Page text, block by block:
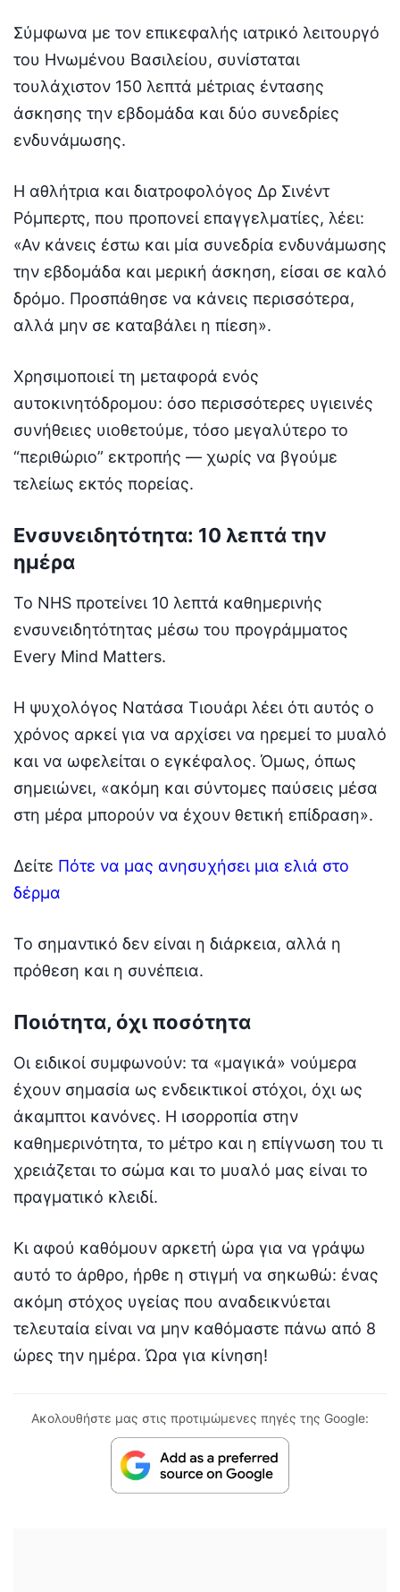
Σύμφωνα με τον επικεφαλής ιατρικό λειτουργό
του Ηνωμένου Βασιλείου, συνίσταται
τουλάχιστον 150 λεπτά μέτριας έντασης
άσκησης την εβδομάδα και δύο συνεδρίες
ενδυνάμωσης.
Η αθλήτρια και διατροφολόγος Δρ Σινέντ
Ρόμπερτς, που προπονεί επαγγελματίες, λέει:
«Αν κάνεις έστω και μία συνεδρία ενδυνάμωσης
την εβδομάδα και μερική άσκηση, είσαι σε καλό
δρόμο. Προσπάθησε να κάνεις περισσότερα,
αλλά μην σε καταβάλει η πίεση».
Χρησιμοποιεί τη μεταφορά ενός
αυτοκινητόδρομου: όσο περισσότερες υγιεινές
συνήθειες υιοθετούμε, τόσο μεγαλύτερο το
“περιθώριο” εκτροπής — χωρίς να βγούμε
τελείως εκτός πορείας.
Ενσυνειδητότητα: 10 λεπτά την
ημέρα
Το NHS προτείνει 10 λεπτά καθημερινής
ενσυνειδητότητας μέσω του προγράμματος
Every Mind Matters.
Η ψυχολόγος Νατάσα Τιουάρι λέει ότι αυτός ο
χρόνος αρκεί για να αρχίσει να ηρεμεί το μυαλό
και να ωφελείται ο εγκέφαλος. Όμως, όπως
σημειώνει, «ακόμη και σύντομες παύσεις μέσα
στη μέρα μπορούν να έχουν θετική επίδραση».
Δείτε Πότε να μας ανησυχήσει μια ελιά στο
δέρμα
Το σημαντικό δεν είναι η διάρκεια, αλλά η
πρόθεση και η συνέπεια.
Ποιότητα, όχι ποσότητα
Οι ειδικοί συμφωνούν: τα «μαγικά» νούμερα
έχουν σημασία ως ενδεικτικοί στόχοι, όχι ως
άκαμπτοι κανόνες. Η ισορροπία στην
καθημερινότητα, το μέτρο και η επίγνωση του τι
χρειάζεται το σώμα και το μυαλό μας είναι το
πραγματικό κλειδί.
Κι αφού καθόμουν αρκετή ώρα για να γράψω
αυτό το άρθρο, ήρθε η στιγμή να σηκωθώ: ένας
ακόμη στόχος υγείας που αναδεικνύεται
τελευταία είναι να μην καθόμαστε πάνω από 8
ώρες την ημέρα. Ώρα για κίνηση!
Ακολουθήστε μας στις προτιμώμενες πηγές της Google: